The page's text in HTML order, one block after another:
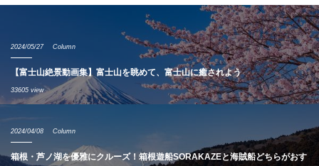
2024/05/27 Column
【富士山絶景動画集】富士山を眺めて、富士山に癒されよう
33605 view
2024/04/08 Column
箱根・芦ノ湖を優雅にクルーズ！箱根遊船SORAKAZEと海賊船どちらがおす